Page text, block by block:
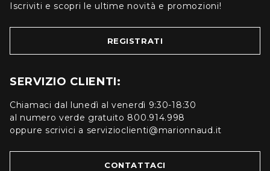
Iscriviti e scopri le ultime novità e promozioni!
REGISTRATI
SERVIZIO CLIENTI:
Chiamaci dal lunedì al venerdì 9:30-18:30
al numero verde gratuito 800.914.998
oppure scrivici a servizioclienti@marionnaud.it
CONTATTACI